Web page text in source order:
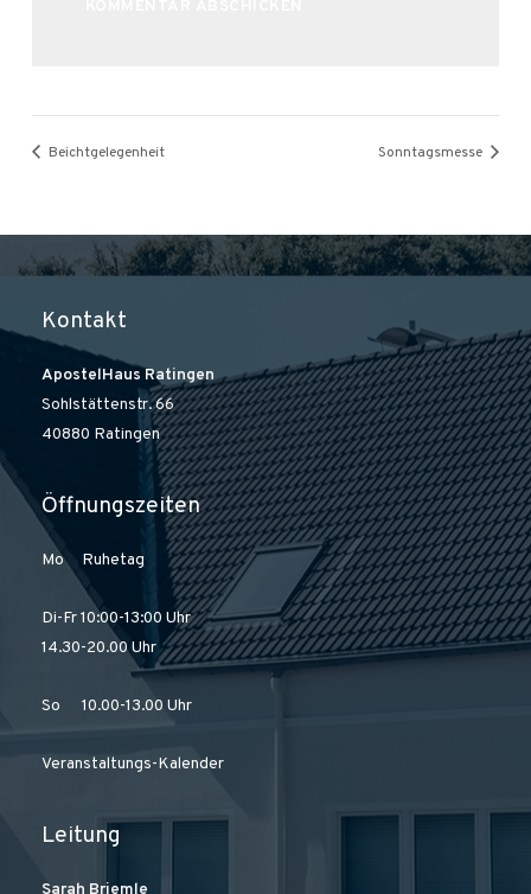
Beichtgelegenheit Sonntagsmesse
Kontakt
ApostelHaus Ratingen
Sohlstättenstr. 66
40880 Ratingen
Öffnungszeiten
Mo Ruhetag
Di-Fr 10:00-13:00 Uhr
14.30-20.00 Uhr
So 10.00-13.00 Uhr
Veranstaltungs-Kalender
Leitung